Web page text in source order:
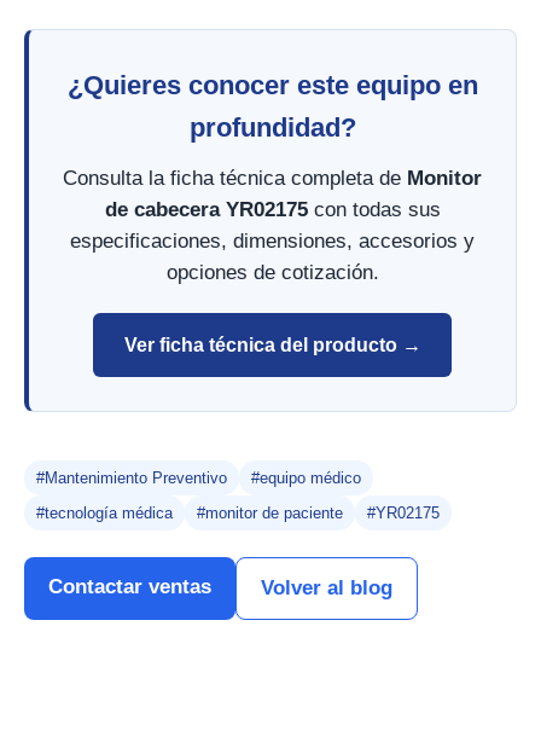
¿Quieres conocer este equipo en
profundidad?
Consulta la ficha técnica completa de Monitor
de cabecera YR02175con todas sus
especificaciones, dimensiones, accesorios y
opciones de cotización.
Ver ficha técnica del producto →
#Mantenimiento Preventivo
#equipo médico
#tecnología médica
#monitor de paciente #YR02175
Contactar ventas Volver al blog